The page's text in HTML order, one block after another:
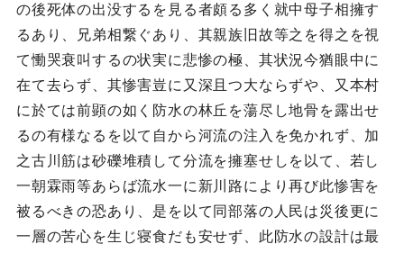
の後死体の出没するを見る者頗る多く就中母子相擁す
るあり、兄弟相繋ぐあり、其親族旧故等之を得之を視
て慟哭衰叫するの状実に悲惨の極、其状況今猶眼中に
在て去らず、其惨害豈に又深且つ大ならずや、又本村
に於ては前顕の如く防水の林丘を蕩尽し地骨を露出せ
るの有様なるを以て自から河流の注入を免かれず、加
之古川筋は砂礫堆積して分流を擁塞せしを以て、若し
一朝霖雨等あらば流水一に新川路により再び此惨害を
被るべきの恐あり、是を以て同部落の人民は災後更に
一層の苦心を生じ寝食だも安せず、此防水の設計は最